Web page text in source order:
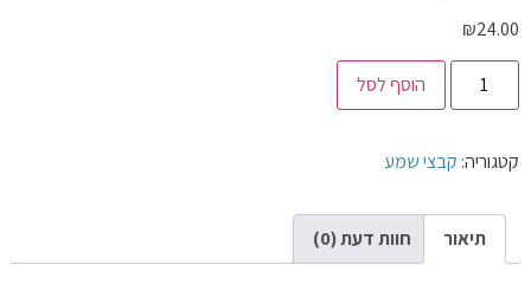
₪24.00
הוסף לסל
קטגוריה: קבצי שמע
תיאור חוות דעת (0)